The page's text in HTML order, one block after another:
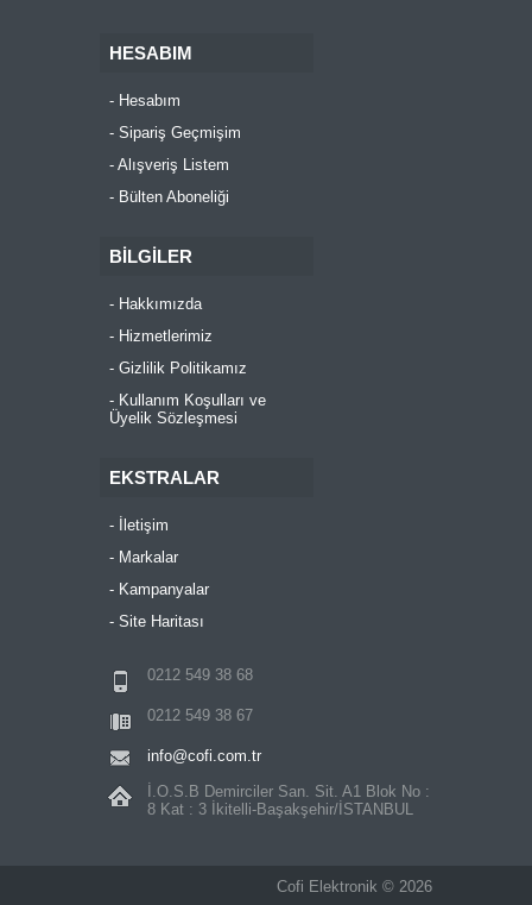
HESABIM
Hesabım
Sipariş Geçmişim
Alışveriş Listem
Bülten Aboneliği
BILGILER
Hakkımızda
Hizmetlerimiz
Gizlilik Politikamız
Kullanım Koşulları ve
Üyelik Sözleşmesi
EKSTRALAR
İletişim
Markalar
Kampanyalar
Site Haritası
0212 549 38 68
0212 549 38 67
info@cofi.com.tr
İ.O.S.B Demirciler San. Sit. A1 Blok No :
8 Kat : 3 İkitelli-Başakşehir/İSTANBUL
Cofi Elektronik © 2026